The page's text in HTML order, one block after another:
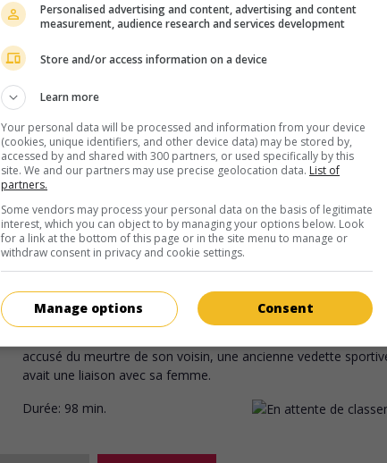
Belles familles
Fr. 2015. Comédie dramatique
Amalric,Marine Vacth,Gilles Lellouche. Alors qu'il tente de faire
la vente de la maison familiale, un homme d'affaires fait la
connaissance de la fille de la maîtresse de son défunt père.
Durée:
au cinéma sur mes écrans
Fr. 2014. Drame policier de Didier Le Pêcheur avec Josiane
accusé du meurtre de son voisin, une ancienne vedette
avait une liaison avec sa femme.
Durée: 98 min.
Personalised advertising and content, advertising and content
measurement, audience research and services development
Store and/or access information on a device
Learn more
Your personal data will be processed and information from your device
(cookies, unique identifiers, and other device data) may be stored by,
accessed by and shared with 300 partners, or used specifically by this
site. We and our partners may use precise geolocation data. List of
partners.
Some vendors may process your personal data on the basis of legitimate
interest, which you can object to by managing your options below. Look
for a link at the bottom of this page or in the site menu to manage or
withdraw consent in privacy and cookie settings.
Consent
Manage options